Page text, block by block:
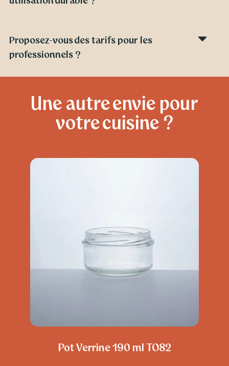
Proposez-vous des tarifs pour les
professionnels ?
Une autre envie pour
votre cuisine ?
Pot Verrine 190 ml TO82